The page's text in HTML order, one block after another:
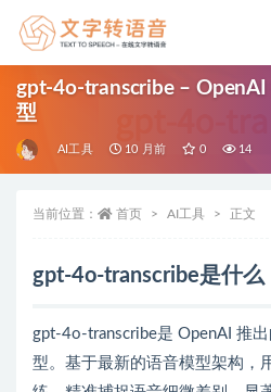
gpt-4o-transcribe –
型
AI工具 10 月前 0 14
当前位置： 首页 AI工具 正文
gpt-4o-transcribe是什么
gpt-4o-transcribe是 OpenAI 推
型。基于最新的语音模型架构，